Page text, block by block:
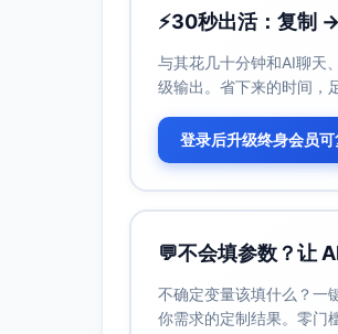
特征工程
分桶与样条：按
递减与记忆：引
序列与第k次效
交互项：频次×
模型家族
生存分析：Cox
Forest；对连续
⚡30秒出活：复制
与其花几十分钟和AI聊天
级输出。省下来的时间，
登录后升级终身会员
💬不会填参数？让
不确定变量该填什么？一
你需求的定制结果。零门